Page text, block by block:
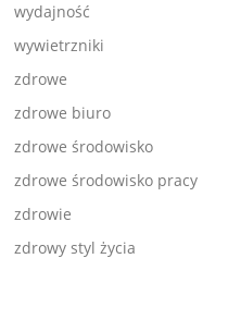
wydajność
wywietrzniki
zdrowe
zdrowe biuro
zdrowe środowisko
zdrowe środowisko pracy
zdrowie
zdrowy styl życia